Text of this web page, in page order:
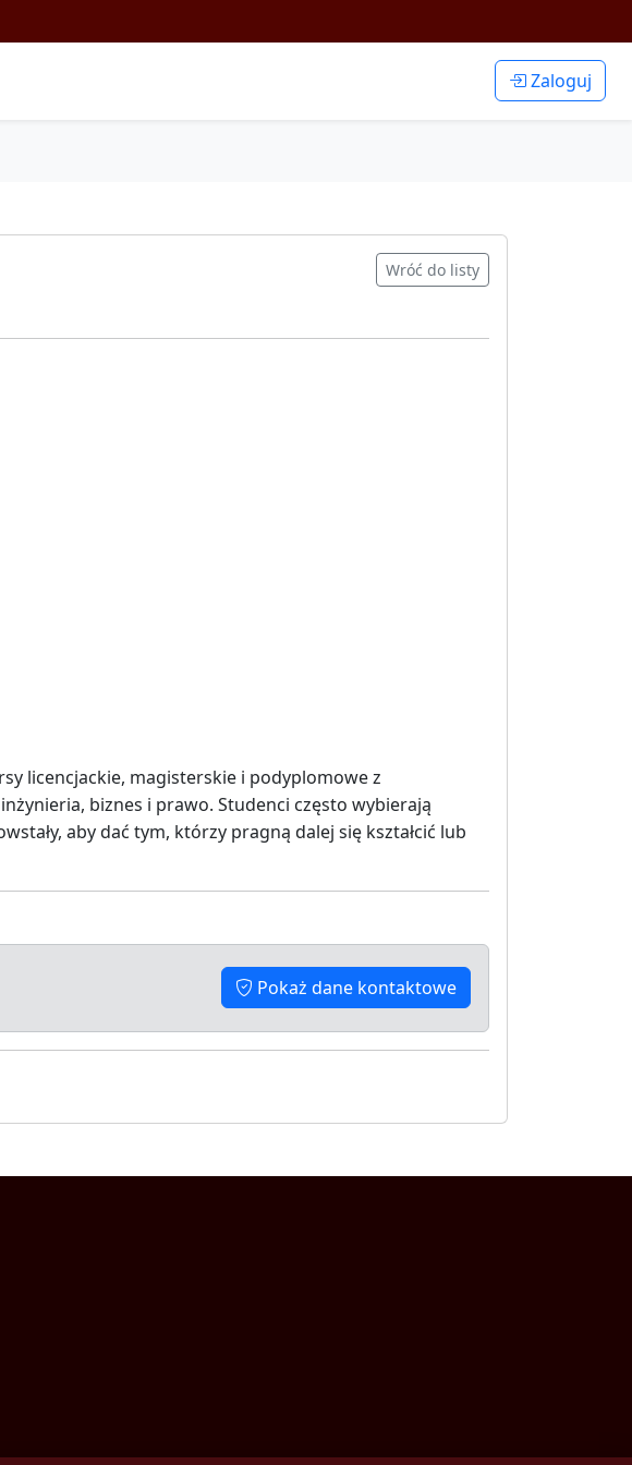
Zaloguj
Wróć do listy
licencjackie, magisterskie i podyplomowe z
biznes i prawo. Studenci często wybierają
aby dać tym, którzy pragną dalej się kształcić lub
Pokaż dane kontaktowe